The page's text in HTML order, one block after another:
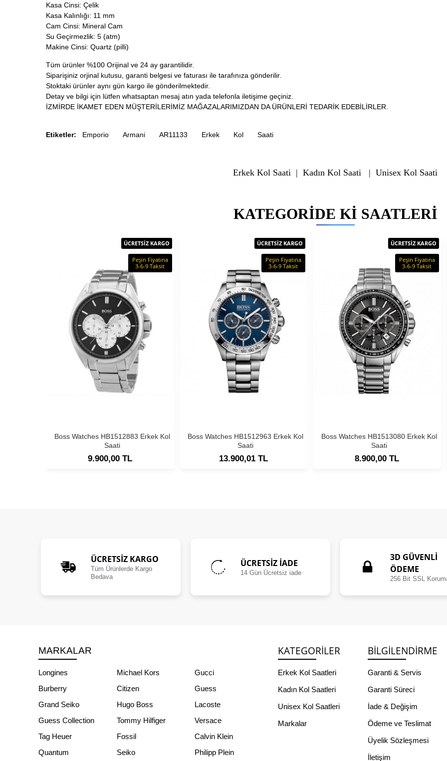
Kasa Cinsi: Çelik
Kasa Kalınlığı: 11 mm
Cam Cinsi: Mineral Cam
Su Geçirmezlik: 5 (atm)
Makine Cinsi: Quartz (pilli)
Tüm ürünler %100 Orijinal ve 24 ay garantilidir.
Siparişiniz orjinal kutusu, garanti belgesi ve faturası ile tarafınıza gönderilir.
Stoktaki ürünler aynı gün kargo ile gönderilmektedir.
Detay ve bilgi için lütfen whatsaptan mesaj atın yada telefonla iletişime geçiniz.
İZMİRDE İKAMET EDEN MÜŞTERİLERİMİZ MAĞAZALARIMIZDAN DA ÜRÜNLERİ TEDARİK EDEBİLİRLER.
Etiketler: Emporio Armani AR11133 Erkek Kol Saati
Erkek Kol Saati | Kadın Kol Saati | Unisex Kol Saati
KATEGORIDE KI SAATLERI
ÜCRETSİZ KARGO
Peşin Fiyatına
3-6-9 Taksit
Boss Watches HB1512883 Erkek Kol
Saati
9.900,00 TL
ÜCRETSİZ KARGO
Peşin Fiyatına
3-6-9 Taksit
Boss Watches HB1512963 Erkek Kol
Saati
13.900,01 TL
ÜCRETSİZ KARGO
Peşin Fiyatına
3-6-9 Taksit
Boss Watches HB1513080 Erkek Kol
Saati
8.900,00 TL
ÜCRETSIZ KARGO
Tüm Ürünlerde Kargo
Bedava
ÜCRETSIZ İADE
14 Gün Ücretsiz iade
3D GÜVENLİ
ÖDEME
256 Bit SSL
MARKALAR
Longines Michael Kors
Gucci
Burberry
Citizen
Guess
Grand Seiko
Hugo Boss
Lacoste
Guess Collection
Tommy Hilfiger
Versace
Tag Heuer
Fossil
Calvin Klein
Quantum
Seiko Philipp Plein
KATEGORILER
Erkek Kol Saatleri
Kadın Kol Saatleri
Unisex Kol Saatleri
Markalar
BILGILENDIRME
Garanti & Servis
Garanti Süreci
İade & Değişim
Ödeme ve Teslimat
Üyelik Sözleşmesi
İletişim